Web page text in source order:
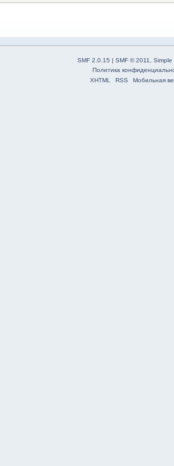
SMF 2.0.15 | SMF © 2011, Simple
Политика
XHTML
RSS Мобильная